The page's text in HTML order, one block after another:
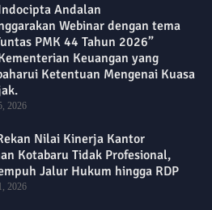
Andalan
Webinar dengan tema
PMK 44 Tahun 2026”
Keuangan yang
Ketentuan Mengenai Kuasa
2026
Nilai Kinerja Kantor
Kotabaru Tidak Profesional,
Jalur Hukum hingga RDP
2026